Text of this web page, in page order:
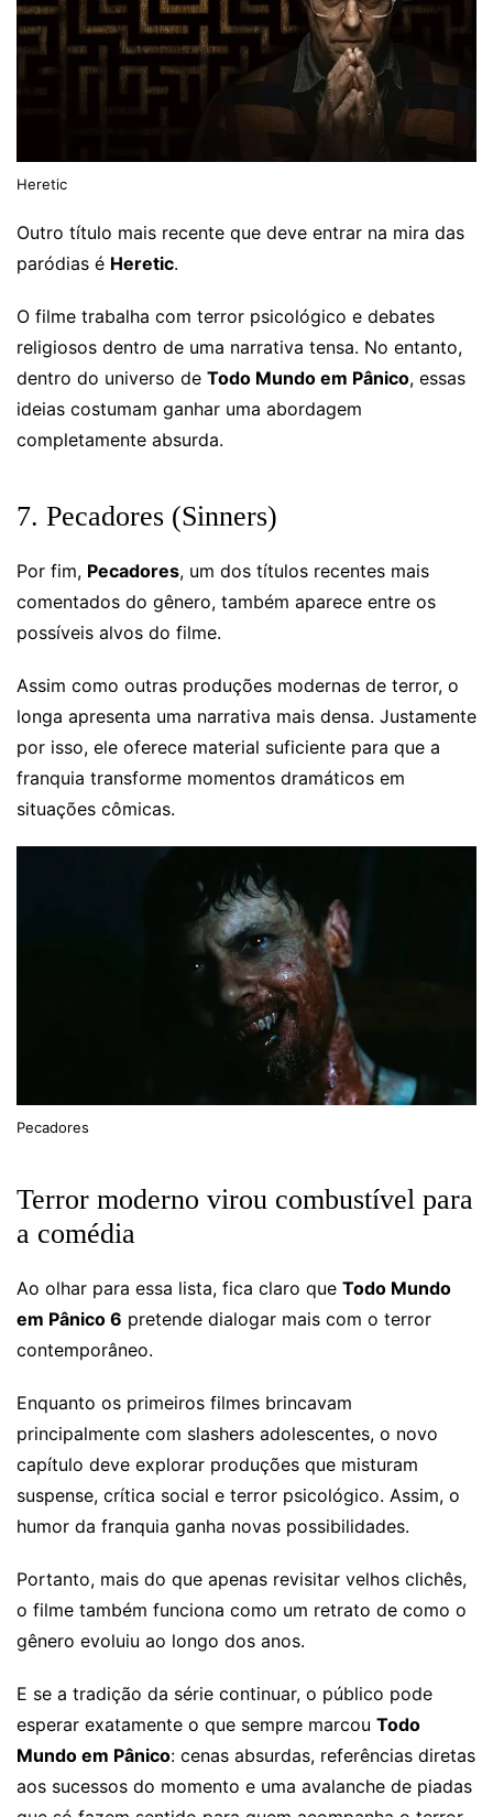
Heretic
Outro título mais recente que deve entrar na mira das
paródias é Heretic.
O filme trabalha com terror psicológico e debates
religiosos dentro de uma narrativa tensa. No entanto,
dentro do universo de Todo Mundo em Pânico, essas
ideias costumam ganhar uma abordagem
completamente absurda.
7. Pecadores (Sinners)
Por fim, Pecadores, um dos títulos recentes mais
comentados do gênero, também aparece entre os
possíveis alvos do filme.
Assim como outras produções modernas de terror, o
longa apresenta uma narrativa mais densa. Justamente
por isso, ele oferece material suficiente para que a
franquia transforme momentos dramáticos em
situações cômicas.
Pecadores
Terror moderno virou combustível para
a comédia
Ao olhar para essa lista, fica claro que Todo Mundo
em Pânico 6 pretende dialogar mais com o terror
contemporâneo.
Enquanto os primeiros filmes brincavam
principalmente com slashers adolescentes, o novo
capítulo deve explorar produções que misturam
suspense, crítica social e terror psicológico. Assim, o
humor da franquia ganha novas possibilidades.
Portanto, mais do que apenas revisitar velhos clichês,
o filme também funciona como um retrato de como o
gênero evoluiu ao longo dos anos.
E se a tradição da série continuar, o público pode
esperar exatamente o que sempre marcou Todo
Mundo em Pânico: cenas absurdas, referências diretas
aos sucessos do momento e uma avalanche de piadas